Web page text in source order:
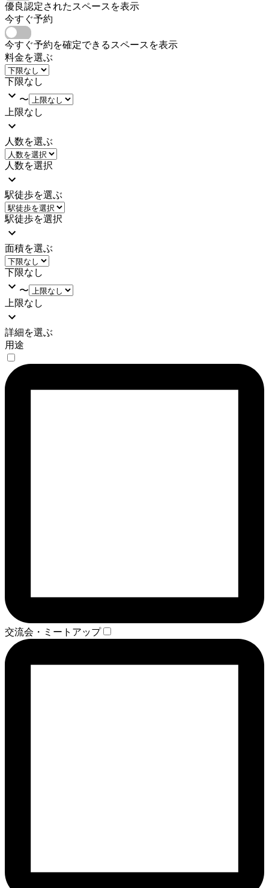
優良認定されたスペースを表示
今すぐ予約
今すぐ予約を確定できるスペースを表示
料金を選ぶ
下限なし
〜
上限なし
人数を選ぶ
人数を選択
駅徒歩を選ぶ
駅徒歩を選択
面積を選ぶ
下限なし
〜
上限なし
詳細を選ぶ
用途
交流会・ミートアップ